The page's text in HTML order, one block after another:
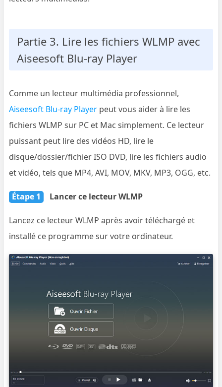
Partie 3. Lire les fichiers WLMP avec
Aiseesoft Blu-ray Player
Comme un lecteur multimédia professionnel,
Aiseesoft Blu-ray Player peut vous aider à lire les
fichiers WLMP sur PC et Mac simplement. Ce lecteur
puissant peut lire des vidéos HD, lire le
disque/dossier/fichier ISO DVD, lire les fichiers audio
et vidéo, tels que MP4, AVI, MOV, MKV, MP3, OGG, etc.
Étape 1 Lancer ce lecteur WLMP
Lancez ce lecteur WLMP après avoir téléchargé et
installé ce programme sur votre ordinateur.